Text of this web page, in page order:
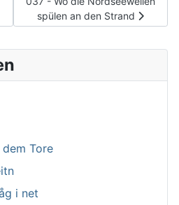
spülen an den Strand
Tore
i net